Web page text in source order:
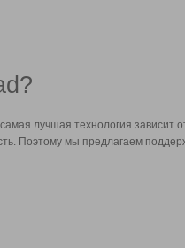
лучшая технология зависит
Поэтому мы предлагаем